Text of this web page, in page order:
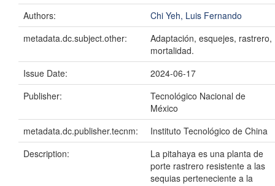
Authors:
Chi Yeh, Luis Fernando
metadata.dc.subject.other:
Adaptación, esquejes, rastrero,
mortalidad.
Issue Date:
2024-06-17
Publisher:
Tecnológico Nacional de
México
metadata.dc.publisher.tecnm:
Instituto Tecnológico de China
Description:
La pitahaya es una planta de
porte rastrero resistente a las
sequias perteneciente a la